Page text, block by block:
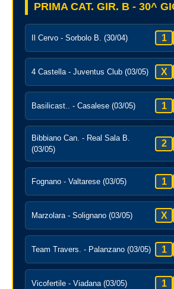
PRIMA CAT. GIR. B - 30^
Il Cervo - Sorbolo B. (30/04) 1
4 Castella - Juventus Club (03/05) X
Basilicast.. - Casalese (03/05) 1
Bibbiano Can. - Real Sala B.
(03/05)
2
Fognano - Valtarese (03/05) 1
Marzolara - Solignano (03/05) X
Team Travers. - Palanzano (03/05) 1
Vicofertile - Viadana (03/05) 1